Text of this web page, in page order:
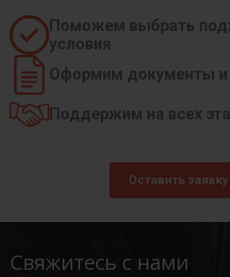
Поможем выбрать
условия
Оформим документы и
Поддержим на всех
Оставить заявку
Свяжитесь с нами